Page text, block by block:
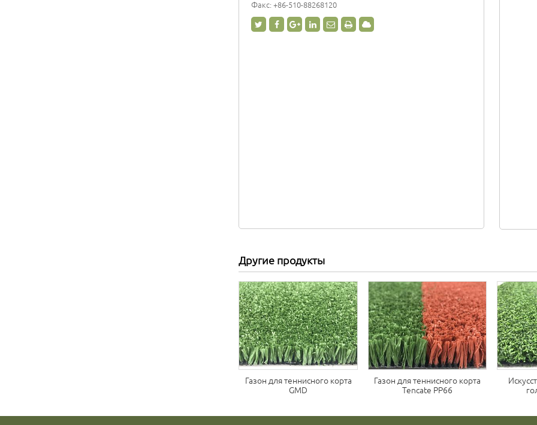
Факс: +86-510-88268120
Другие продукты
Газон для теннисного корта
GMD
Газон для теннисного корта
Tencate PP66